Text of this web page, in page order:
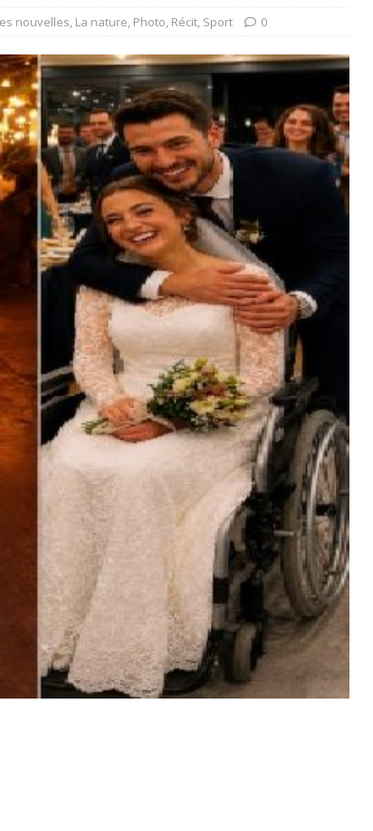
nouvelles, La nature, Photo, Récit, Sport 0